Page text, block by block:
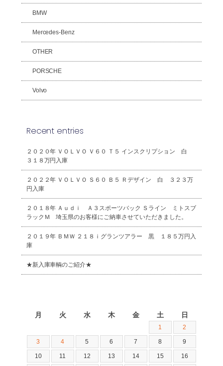
BMW
Mercedes-Benz
OTHER
PORSCHE
Volvo
Recent entries
２０２０年 ＶＯＬＶＯ Ｖ６０ Ｔ５ インスクリプション 白
３１８万円入庫
２０２２年 ＶＯＬＶＯ Ｓ６０ Ｂ５ Ｒデザイン 白 ３２３万
円入庫
２０１８年 Ａｕｄｉ Ａ３スポーツバック Ｓライン ミトスブ
ラックＭ 埼玉県のお客様にご納車させていただきました。
２０１９年 ＢＭＷ ２１８ｉグランツアラー 黒 １８５万円入
庫
★新入庫車輌のご紹介★
月 火 水 木 金 土 日
1 2
3 4 5 6 7 8 9
10 11 12 13 14 15 16